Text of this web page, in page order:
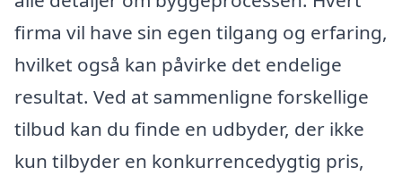
firma vil have sin egen tilgang og erfaring,
hvilket også kan påvirke det endelige
resultat. Ved at sammenligne forskellige
tilbud kan du finde en udbyder, der ikke
kun tilbyder en konkurrencedygtig pris,